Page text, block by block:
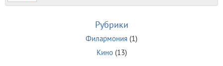
Рубрики
Филармония (1)
Кино(13)